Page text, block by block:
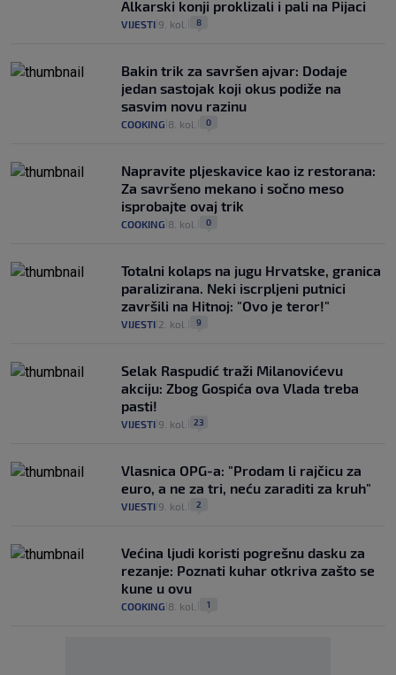
Alkarski konji proklizali i pali na Pijaci
VIJESTI 9. kol. 8
Bakin trik za savršen ajvar: Dodaje
jedan sastojak koji okus podiže na
sasvim novu razinu
COOKING 8. kol. 0
Napravite pljeskavice kao iz restorana:
Za savršeno mekano i sočno meso
isprobajte ovaj trik
COOKING 8. kol. 0
Totalni kolaps na jugu Hrvatske, granica
paralizirana. Neki iscrpljeni putnici
završili na Hitnoj: "Ovo je teror!"
VIJESTI 2. kol. 9
Selak Raspudić traži Milanovićevu
akciju: Zbog Gospića ova Vlada treba
pasti!
VIJESTI 9. kol. 23
Vlasnica OPG-a: "Prodam li rajčicu za
euro, a ne za tri, neću zaraditi za kruh"
VIJESTI 9. kol. 2
Većina ljudi koristi pogrešnu dasku za
rezanje: Poznati kuhar otkriva zašto se
kune u ovu
COOKING 8. kol. 1